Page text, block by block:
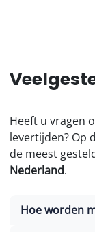
Heeft u vragen
levertijden? Op
de meest
Nederland.
Hoe worden